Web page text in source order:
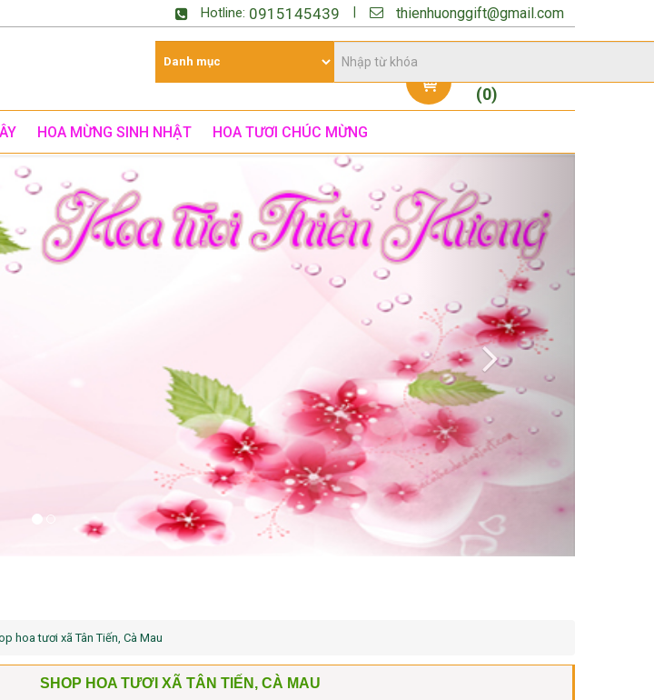
Hotline: 0915145439 thienhuonggift@gmail.com
(0)
HOA MỪNG SINH NHẬT HOA TƯƠI CHÚC MỪNG
hoa tươi xã Tân Tiến, Cà Mau
SHOP HOA TƯƠI XÃ TÂN TIẾN, CÀ MAU